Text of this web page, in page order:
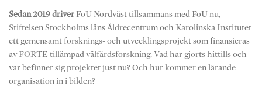
Sedan 2019 driverFoU Nordväst tillsammans med FoU nu,
Stiftelsen Stockholms läns Äldrecentrum och Karolinska Institutet
ett gemensamt forsknings- och utvecklingsprojekt som finansieras
av FORTE tillämpad välfärdsforskning. Vad har gjorts hittills och
var befinner sig projektet just nu? Och hur kommer en lärande
organisation in i bilden?